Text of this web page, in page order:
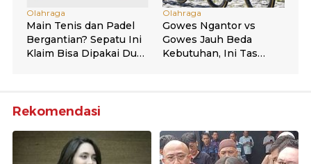
Rekomendasi